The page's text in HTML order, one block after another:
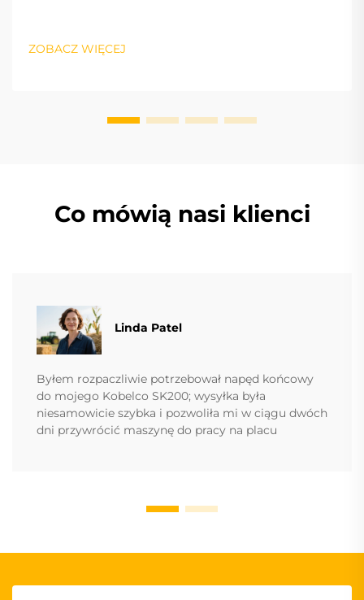
ZOBACZ WIĘCEJ
Co mówią nasi klienci
Linda Patel
Byłem rozpaczliwie potrzebował napęd końcowy
do mojego Kobelco SK200; wysyłka była
niesamowicie szybka i pozwoliła mi w ciągu dwóch
dni przywrócić maszynę do pracy na placu